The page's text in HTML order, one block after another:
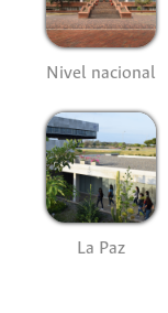
Nivel nacional
La Paz